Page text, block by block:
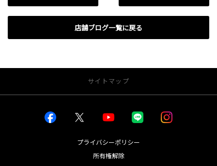
店舗ブログ一覧に戻る
サイトマップ
プライバシーポリシー
所有権解除